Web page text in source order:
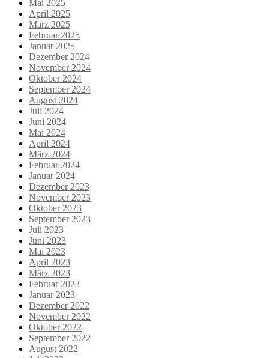
Mai 2025
April 2025
März 2025
Februar 2025
Januar 2025
Dezember 2024
November 2024
Oktober 2024
September 2024
August 2024
Juli 2024
Juni 2024
Mai 2024
April 2024
März 2024
Februar 2024
Januar 2024
Dezember 2023
November 2023
Oktober 2023
September 2023
Juli 2023
Juni 2023
Mai 2023
April 2023
März 2023
Februar 2023
Januar 2023
Dezember 2022
November 2022
Oktober 2022
September 2022
August 2022